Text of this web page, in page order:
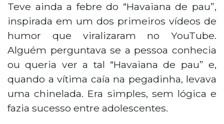
Teve ainda a febre do “Havaiana de pau”,
inspirada em um dos primeiros vídeos de
humor que viralizaram no YouTube.
Alguém perguntava se a pessoa conhecia
ou queria ver a tal “Havaiana de pau” e,
quando a vítima caía na pegadinha, levava
uma chinelada. Era simples, sem lógica e
fazia sucesso entre adolescentes.